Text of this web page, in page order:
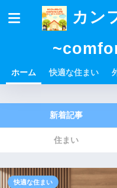
カン
ホーム 快適な住まい
新着記事
住まい
快適な住まい